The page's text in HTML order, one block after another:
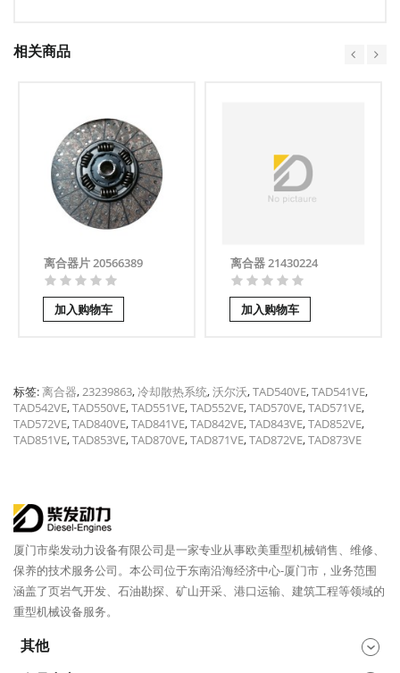
相关商品
离合器片 20566389
加入购物车
离合器 21430224
加入购物车
标签:离合器,23239863,冷却散热系统,沃尔沃,TAD540VE,TAD541VE,
TAD542VE,TAD550VE,TAD551VE,TAD552VE,TAD570VE,TAD571VE,
TAD572VE,TAD840VE,TAD841VE,TAD842VE,TAD843VE,TAD852VE,
TAD851VE,TAD853VE,TAD870VE,TAD871VE,TAD872VE,TAD873VE
厦门市柴发动力设备有限公司是一家专业从事欧美重型机械销售、维修、
保养的技术服务公司。本公司位于东南沿海经济中心-厦门市，业务范围
涵盖了页岩气开发、石油勘探、矿山开采、港口运输、建筑工程等领域的
重型机械设备服务。
其他